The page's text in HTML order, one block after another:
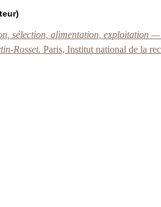
sélection, alimentation, exploitation —
Rosset. Paris, Institut national de la